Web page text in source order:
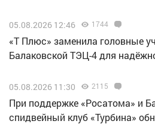
05.08.2026 12:46 1744
«Т Плюс» заменила головные
Балаковской ТЭЦ-4 для
05.08.2026 11:30 2115
При поддержке «Росатома» и
спидвейный клуб «Турбина»